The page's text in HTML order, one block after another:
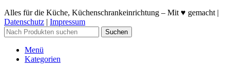
Alles für die Küche, Küchenschrankeinrichtung – Mit ♥ gemacht |
Datenschutz | Impressum
Suchen
Menü
Kategorien